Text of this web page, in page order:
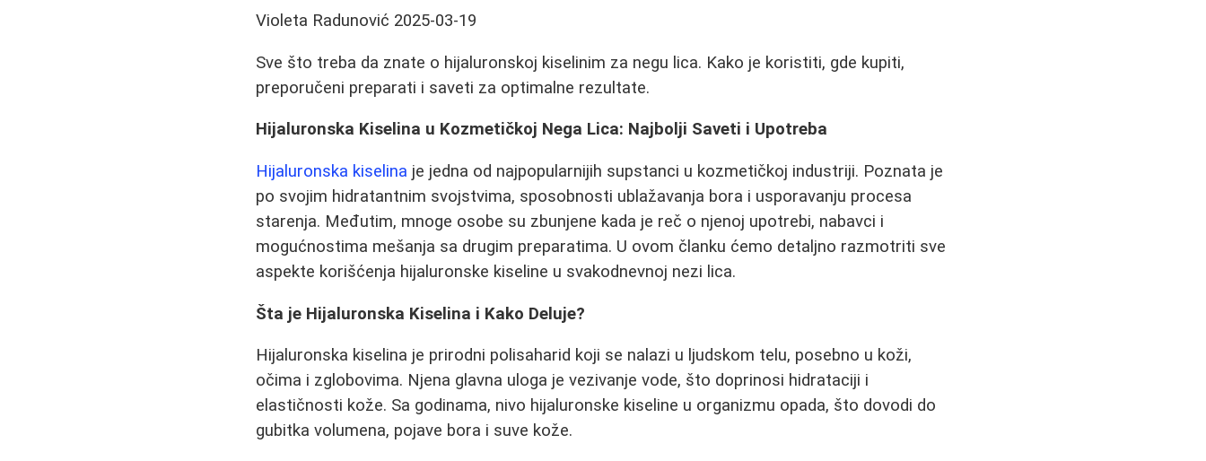
Violeta Radunović 2025-03-19
Sve što treba da znate o hijaluronskoj kiselinim za negu lica. Kako je koristiti, gde kupiti,
preporučeni preparati i saveti za optimalne rezultate.
Hijaluronska Kiselina u Kozmetičkoj Nega Lica: Najbolji Saveti i Upotreba
Hijaluronska kiselina je jedna od najpopularnijih supstanci u kozmetičkoj industriji. Poznata je
po svojim hidratantnim svojstvima, sposobnosti ublažavanja bora i usporavanju procesa
starenja. Međutim, mnoge osobe su zbunjene kada je reč o njenoj upotrebi, nabavci i
mogućnostima mešanja sa drugim preparatima. U ovom članku ćemo detaljno razmotriti sve
aspekte korišćenja hijaluronske kiseline u svakodnevnoj nezi lica.
Šta je Hijaluronska Kiselina i Kako Deluje?
Hijaluronska kiselina je prirodni polisaharid koji se nalazi u ljudskom telu, posebno u koži,
očima i zglobovima. Njena glavna uloga je vezivanje vode, što doprinosi hidrataciji i
elastičnosti kože. Sa godinama, nivo hijaluronske kiseline u organizmu opada, što dovodi do
gubitka volumena, pojave bora i suve kože.